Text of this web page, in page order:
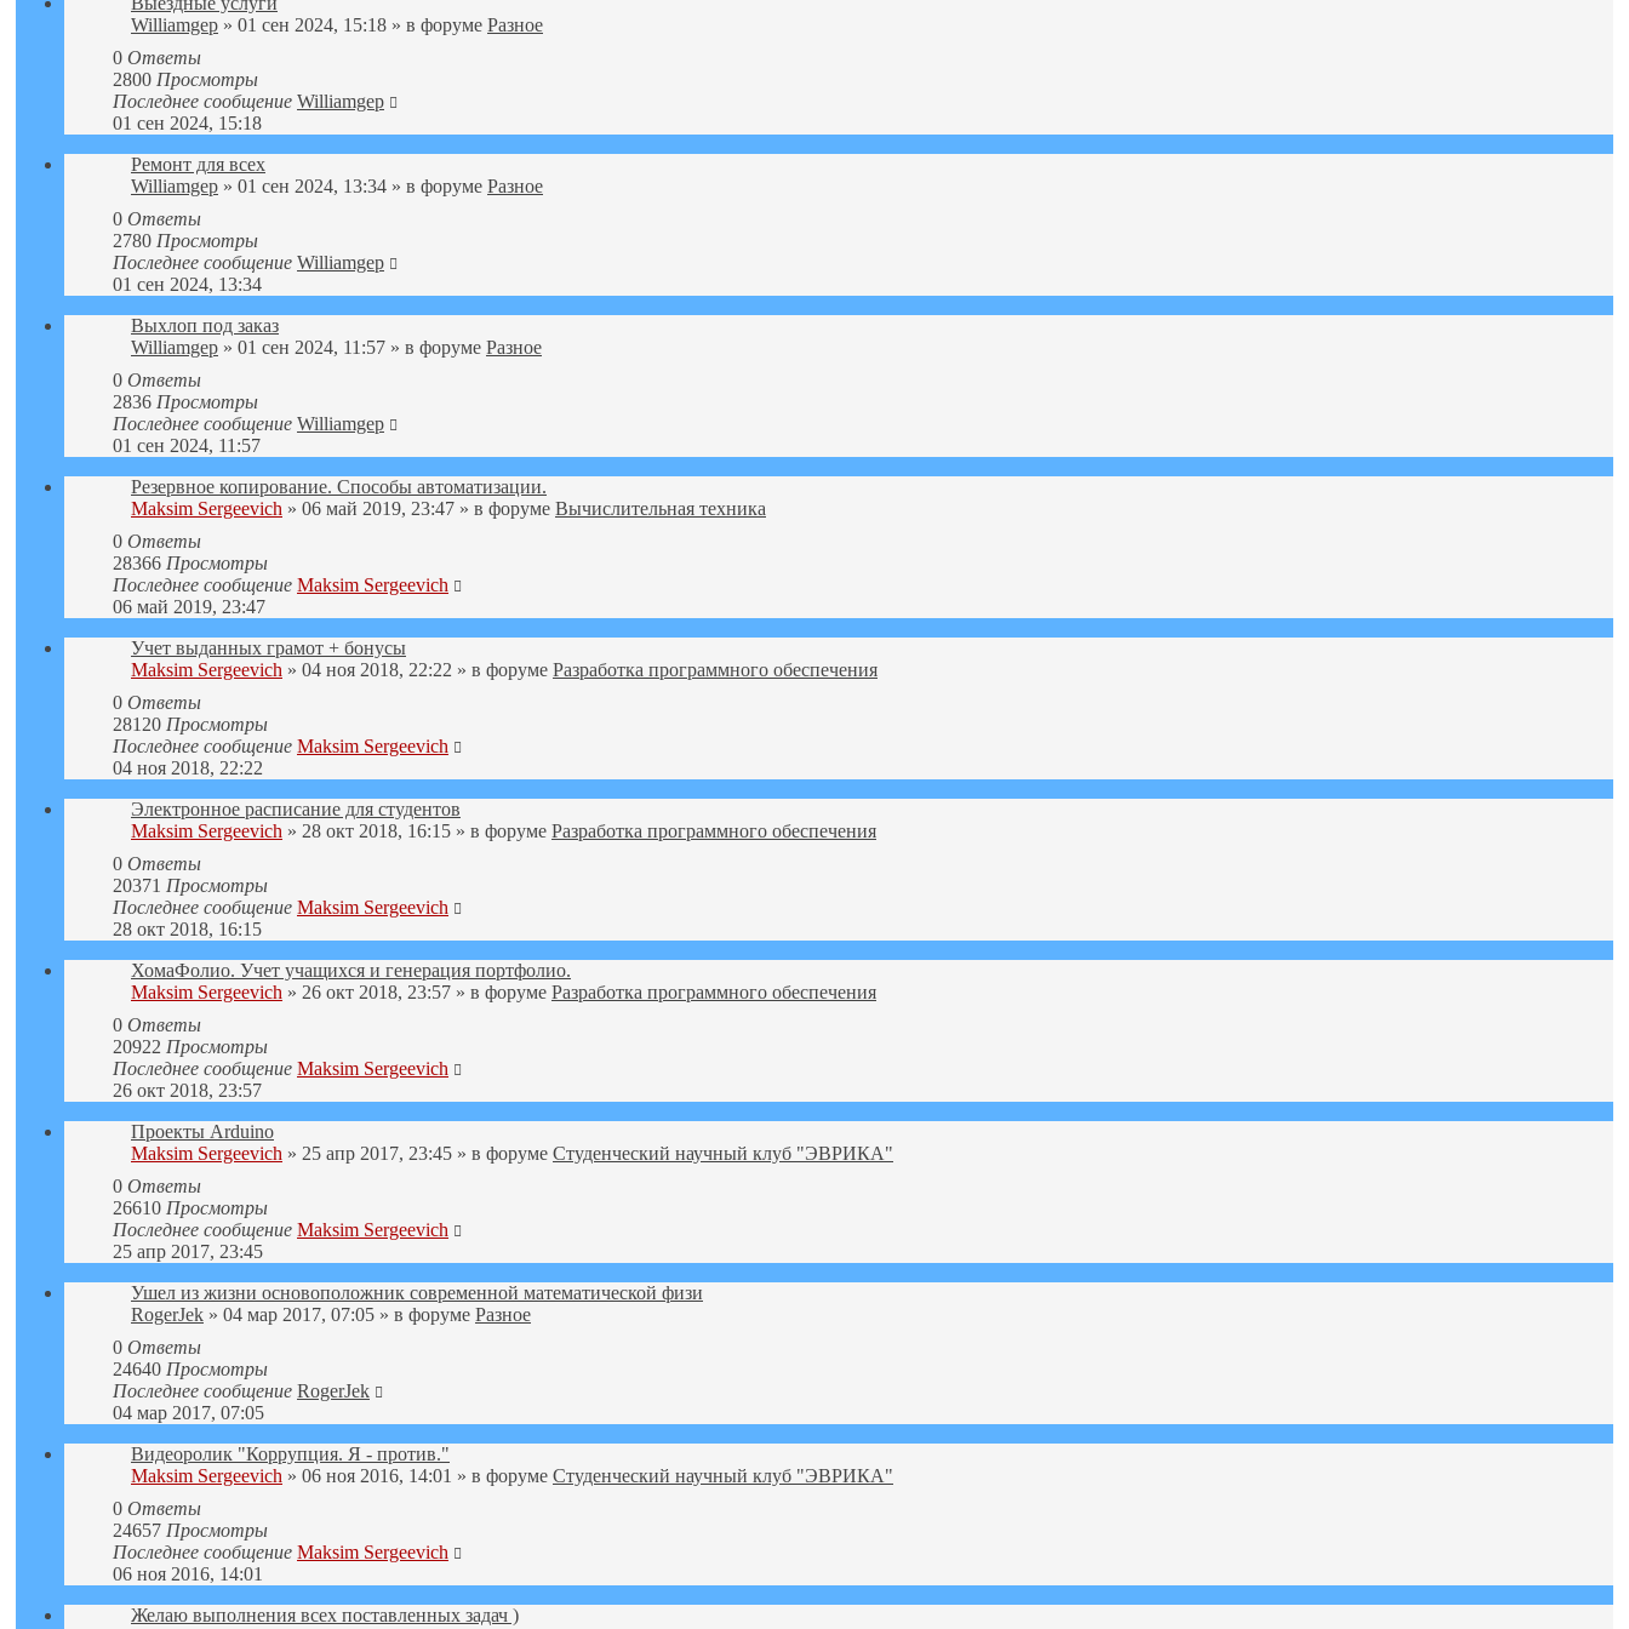
Williamgep » 01 сен 2024, 15:18 » в форуме Разное
0 Ответы
2800 Просмотры
Последнее сообщение Williamgep
01 сен 2024, 15:18
Ремонт для всех
Williamgep » 01 сен 2024, 13:34 » в форуме Разное
0 Ответы
2780 Просмотры
Последнее сообщение Williamgep
01 сен 2024, 13:34
Выхлоп под заказ
Williamgep » 01 сен 2024, 11:57 » в форуме Разное
0 Ответы
2836 Просмотры
Последнее сообщение Williamgep
01 сен 2024, 11:57
Резервное копирование. Способы автоматизации.
Maksim Sergeevich » 06 май 2019, 23:47 » в форуме Вычислительная техника
0 Ответы
28366 Просмотры
Последнее сообщение Maksim Sergeevich
06 май 2019, 23:47
Учет выданных грамот + бонусы
Maksim Sergeevich » 04 ноя 2018, 22:22 » в форуме Разработка программного обеспечения
0 Ответы
28120 Просмотры
Последнее сообщение Maksim Sergeevich
04 ноя 2018, 22:22
Электронное расписание для студентов
Maksim Sergeevich » 28 окт 2018, 16:15 » в форуме Разработка программного обеспечения
0 Ответы
20371 Просмотры
Последнее сообщение Maksim Sergeevich
28 окт 2018, 16:15
ХомаФолио. Учет учащихся и генерация портфолио.
Maksim Sergeevich » 26 окт 2018, 23:57 » в форуме Разработка программного обеспечения
0 Ответы
20922 Просмотры
Последнее сообщение Maksim Sergeevich
26 окт 2018, 23:57
Проекты Arduino
Maksim Sergeevich » 25 апр 2017, 23:45 » в форуме Студенческий научный клуб "ЭВРИКА"
0 Ответы
26610 Просмотры
Последнее сообщение Maksim Sergeevich
25 апр 2017, 23:45
Ушел из жизни основоположник современной математической физи
RogerJek » 04 мар 2017, 07:05 » в форуме Разное
0 Ответы
24640 Просмотры
Последнее сообщение RogerJek
04 мар 2017, 07:05
Видеоролик "Коррупция. Я - против."
Maksim Sergeevich » 06 ноя 2016, 14:01 » в форуме Студенческий научный клуб "ЭВРИКА"
0 Ответы
24657 Просмотры
Последнее сообщение Maksim Sergeevich
06 ноя 2016, 14:01
Желаю выполнения всех поставленных задач )